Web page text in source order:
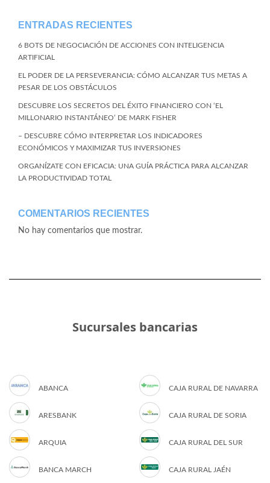
ENTRADAS RECIENTES
6 BOTS DE NEGOCIACIÓN DE ACCIONES CON INTELIGENCIA
ARTIFICIAL
EL PODER DE LA PERSEVERANCIA: CÓMO ALCANZAR TUS METAS A
PESAR DE LOS OBSTÁCULOS
DESCUBRE LOS SECRETOS DEL ÉXITO FINANCIERO CON ‘EL
MILLONARIO INSTANTÁNEO’ DE MARK FISHER
– DESCUBRE CÓMO INTERPRETAR LOS INDICADORES
ECONÓMICOS Y MAXIMIZAR TUS INVERSIONES
ORGANÍZATE CON EFICACIA: UNA GUÍA PRÁCTICA PARA ALCANZAR
LA PRODUCTIVIDAD TOTAL
COMENTARIOS RECIENTES
No hay comentarios que mostrar.
Sucursales bancarias
ABANCA
ARESBANK
ARQUIA
BANCA MARCH
CAJA RURAL DE NAVARRA
CAJA RURAL DE SORIA
CAJA RURAL DEL SUR
CAJA RURAL JAÉN